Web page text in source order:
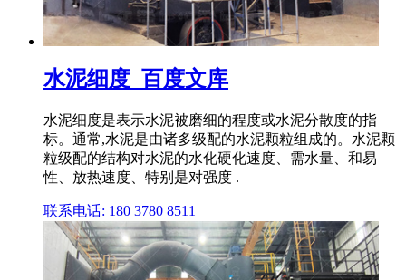
水泥细度_百度文库
水泥细度是表示水泥被磨细的程度或水泥分散度的指
标。通常,水泥是由诸多级配的水泥颗粒组成的。水泥颗
粒级配的结构对水泥的水化硬化速度、需水量、和易
性、放热速度、特别是对强度 .
联系电话: 180 3780 8511